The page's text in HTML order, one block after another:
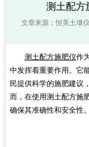
测土配方
文章来源：恒美土壤
测土配方施肥仪作
中发挥着重要作用。它
民提供科学的施肥建议
而，在使用测土配方施
确保其准确性和安全性。